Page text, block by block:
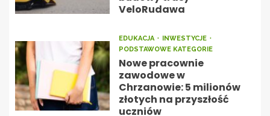
VeloRudawa
EDUKACJA
INWESTYCJE
PODSTAWOWE KATEGORIE
Nowe pracownie
zawodowe w
Chrzanowie: 5 milionów
złotych na przyszłość
uczniów